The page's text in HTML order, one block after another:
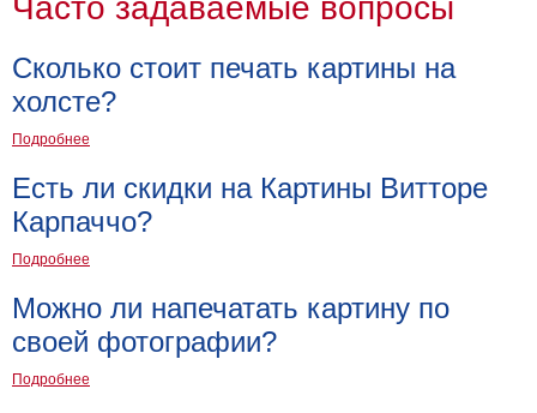
Детские
белые
Автомобили
В
кухню
Военные
В
офис
Цветы
Рок
Сколько стоит печать картины на
холсте?
Подробнее
Есть ли скидки на Картины Витторе
Карпаччо?
Подробнее
Можно ли напечатать картину по
своей фотографии?
Подробнее